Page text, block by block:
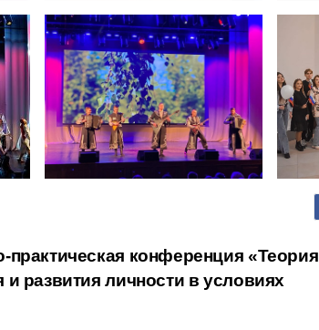
практическая конференция «Теория
и развития личности в условиях